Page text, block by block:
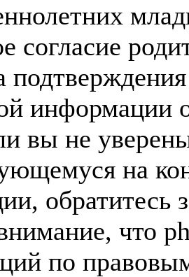
согласие
информации
вы не
на
обратитесь
что
по